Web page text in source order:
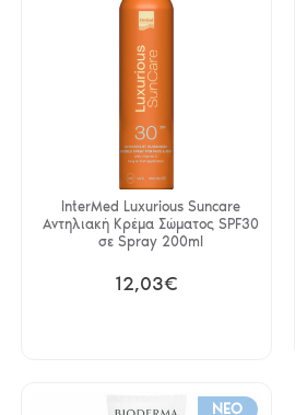
InterMed Luxurious Suncare
Αντηλιακή Κρέμα Σώματος SPF30
σε Spray 200ml
12,03€
NEO